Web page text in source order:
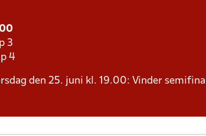
3
4
den 25. juni kl. 19.00: Vinder